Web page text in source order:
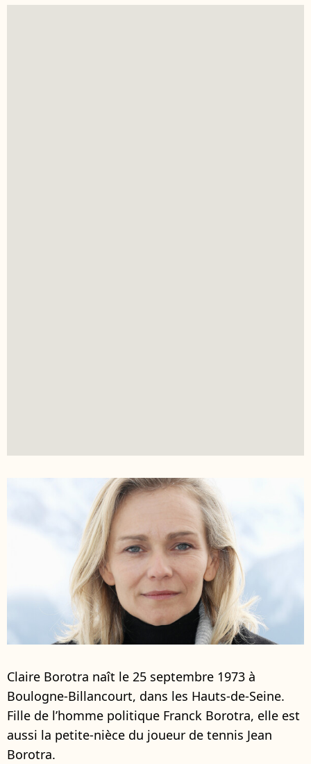
Claire Borotra naît le 25 septembre 1973 à
Boulogne-Billancourt, dans les Hauts-de-Seine.
Fille de l’homme politique Franck Borotra, elle est
aussi la petite-nièce du joueur de tennis Jean
Borotra.